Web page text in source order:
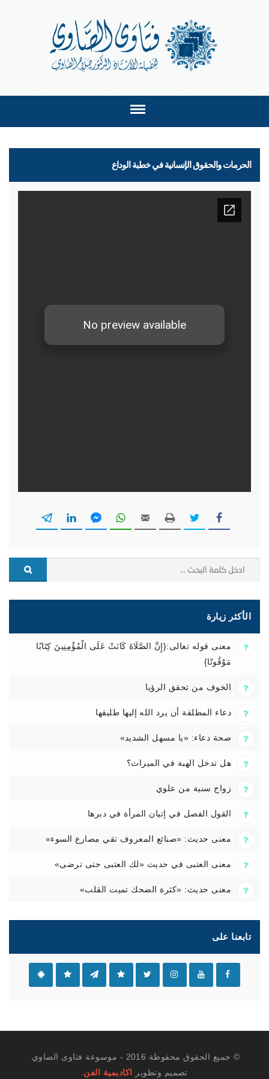
الحرمات والحقوق الإنسانية في خطبة الوداع
الأكثر زيارة
معنى قوله تعالى:{إِنَّ الصَّلَاةَ كَانَتْ عَلَى الْمُؤْمِنِينَ كِتَابًا
مَوْقُوتًا}
الخوف من تحقق الرؤيا
دعاء المطلقة أن يرد الله إليها طليقها
صحة دعاء: «يا مسهل الشديد»
هل تدخل الهبة في الميراث؟
زواج سنية من علوي
القول الفصل في إتيان المرأة في دبرها
معنى حديث: «صنائع المعروف تقي مصارع السوء»
معنى العتبى في حديث «لك العتبى حتى ترضى»
معنى حديث: «كثرة الضحك تميت القلب»
تابعنا على
© جميع الحقوق محفوظة 2016 - موسوعة فتاوى الصاوي.
تصميم وتطوير
اكاديمية الفن